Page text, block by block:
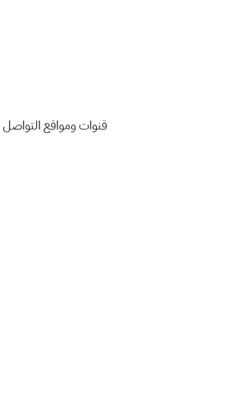
قنوات ومواقع